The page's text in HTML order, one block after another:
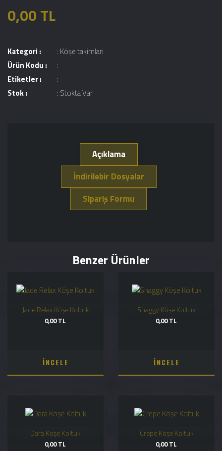
0,00 TL
Kategori : : Köşe takimlari
Ürün Kodu :
:
Etiketler :
:
Stok :
: Stokta Var
Açıklama
İndirilebir Dosyalar
Sipariş Formu
Benzer Ürünler
Jade Relax Köşe Koltuk
0,00 TL
İNCELE
Shaggy Köşe Koltuk
0,00 TL
İNCELE
Dara Köşe Koltuk
0,00 TL
Crepe Köşe Koltuk
0,00 TL